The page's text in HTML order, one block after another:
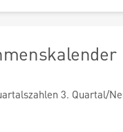
3. Quartal/